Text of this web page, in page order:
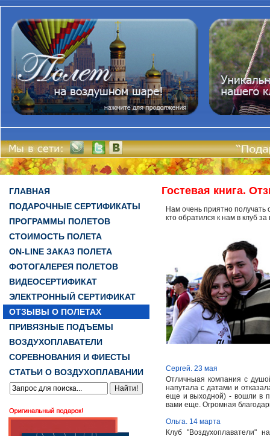
ГЛАВНАЯ
ПОДАРОЧНЫЕ СЕРТИФИКАТЫ
ПРОГРАММЫ ПОЛЕТОВ
СТОИМОСТЬ ПОЛЕТА
ON-LINE ЗАКАЗ ПОЛЕТА
ФОТОГАЛЕРЕЯ ПОЛЕТОВ
ВИДЕОСЕРТИФИКАТ
ЭЛЕКТРОННЫЙ СЕРТИФИКАТ
ОТЗЫВЫ О ПОЛЕТАХ
ПРИВЯЗНЫЕ ПОДЪЕМЫ
ВОЗДУХОПЛАВАТЕЛИ
СОРЕВНОВАНИЯ И ФИЕСТЫ
СТАТЬИ О ВОЗДУХОПЛАВАНИИ
Гостевая книга.
Нам очень приятно
кто обратился к нам в клуб
Сергей. 23 мая
Отличныая компания с
напутала с датами и
еще и выходной) - вошли в
вами еще. Огромная
Ольга. 14 марта
Клуб "Воздухоплаватели"